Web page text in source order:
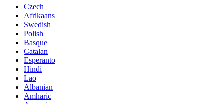
Czech
Afrikaans
Swedish
Polish
Basque
Catalan
Esperanto
Hindi
Lao
Albanian
Amharic